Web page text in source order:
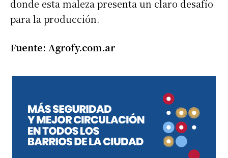
donde esta maleza presenta un claro desafío
para la producción.
Fuente: Agrofy.com.ar